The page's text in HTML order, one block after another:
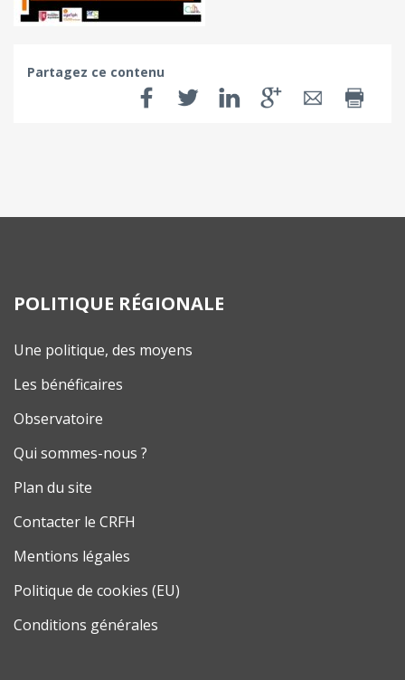
Partagez ce contenu
POLITIQUE RÉGIONALE
Une politique, des moyens
Les bénéficaires
Observatoire
Qui sommes-nous ?
Plan du site
Contacter le CRFH
Mentions légales
Politique de cookies (EU)
Conditions générales